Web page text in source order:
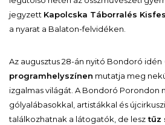
jegyzett Kapolcska Táborralés
a nyarat a Balaton-felvidéken.
Az augusztus 28-án nyitó Bondoró idén
programhelyszínen mutatja meg
izgalmas világát. A Bondoró Porondon
gólyalábasokkal, artistákkal és
találkozhatnak a látogatók, de lesztűz